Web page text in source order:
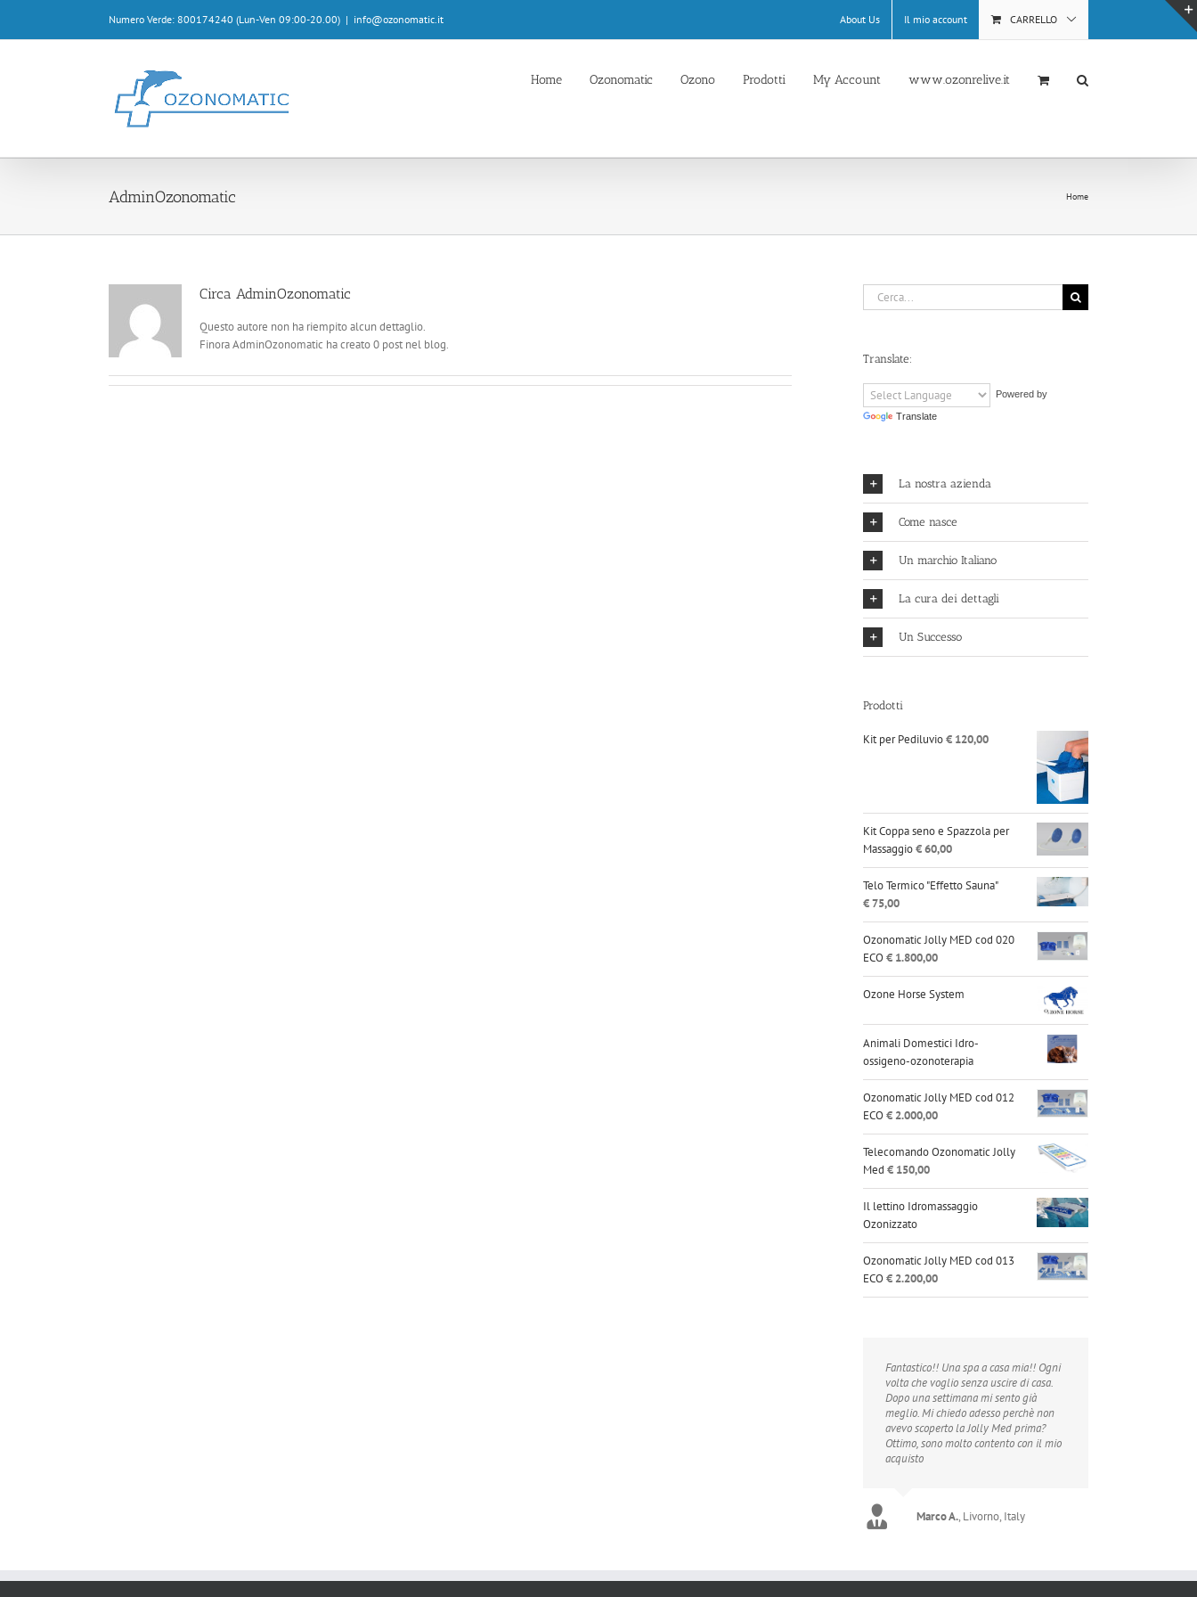
contenuto
Numero Verde: 800174240 (Lun-Ven 09:00-20.00) | info@ozonomatic.it About Us Il mio account CARRELLO
Home Ozonomatic Ozono Prodotti My Account www.ozonrelive.it
AdminOzonomatic Home
Circa AdminOzonomatic
Questo autore non ha riempito alcun dettaglio.
Finora AdminOzonomatic ha creato 0 post nel blog.
Cerca
per:
Translate:
Powered by
Translate
La nostra azienda
Come nasce
Un marchio Italiano
La cura dei dettagli
Un Successo
Prodotti
Kit per Pediluvio€ 120,00
Kit Coppa seno e Spazzola per
Massaggio€60,00
Telo Termico "Effetto Sauna"
€75,00
Ozonomatic Jolly MED cod 020
ECO€ 1.800,00
Ozone Horse System
Animali Domestici Idro-
ossigeno-ozonoterapia
Ozonomatic Jolly MED cod 012
ECO€ 2.000,00
Telecomando Ozonomatic Jolly
Med € 150,00
Il lettino Idromassaggio
Ozonizzato
Ozonomatic Jolly MED cod 013
ECO€ 2.200,00
Fantastico!! Una spa a casa mia!! Ogni
volta che voglio senza uscire di casa.
Dopo una settimana mi sento già
meglio. Mi chiedo adesso perchè non
avevo scoperto la Jolly Med prima?
Ottimo, sono molto contento con il mio
acquisto
Marco A., Livorno, Italy